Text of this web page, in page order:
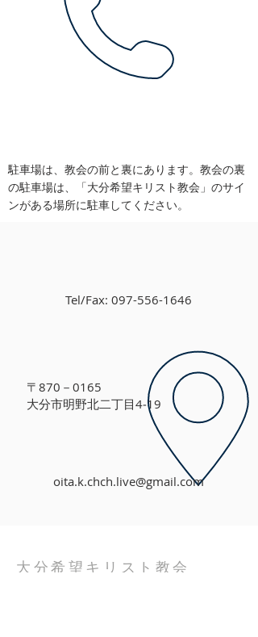
駐車場は、教会の前と裏にあります。教会の裏
の駐車場は、「大分希望キリスト教会」のサイ
ンがある場所に駐車してください。
Tel/Fax: 097-556-1646
〒870－0165
大分市明野北二丁目4‐19
oita.k.chch.live@gmail.com
​大分希望キリスト教会